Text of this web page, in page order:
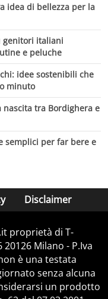
idea di bellezza per la
genitori italiani
e peluche
idee sostenibili che
minuto
nascita tra Bordighera e
semplici per far bere e
Disclaimer
proprietà di T-
Milano - P.Iva
è una testata
senza alcuna
un prodotto